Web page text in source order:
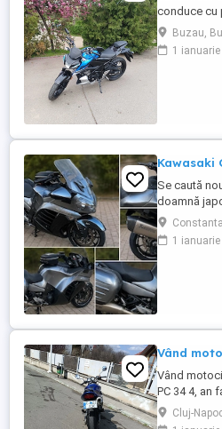
conduce cu
5000km
ITP valabil
si schimb
Buzau,
1 ianuarie
Kawasaki
Se caută
doamnă
care încă
kilometrii. A
timp și
1 ianuarie
Vând
Vând
PC 34 4, an
98 cp,
august 2027
Cluj-